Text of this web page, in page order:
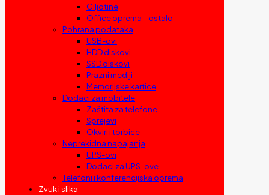
Giljotine
Office oprema – ostalo
Pohrana podataka
USB-ovi
HDD diskovi
SSD diskovi
Prazni mediji
Memorijske kartice
Dodaci za mobitele
Zaštita za telefone
Sprejevi
Okviri i torbice
Neprekidna napajanja
UPS-ovi
Dodaci za UPS-ove
Telefoni i konferencijska oprema
Zvuk i slika